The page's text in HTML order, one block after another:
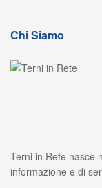
Chi Siamo
Terni in Rete nasce
informazione e di